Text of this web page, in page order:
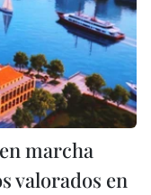
marcha
valorados en